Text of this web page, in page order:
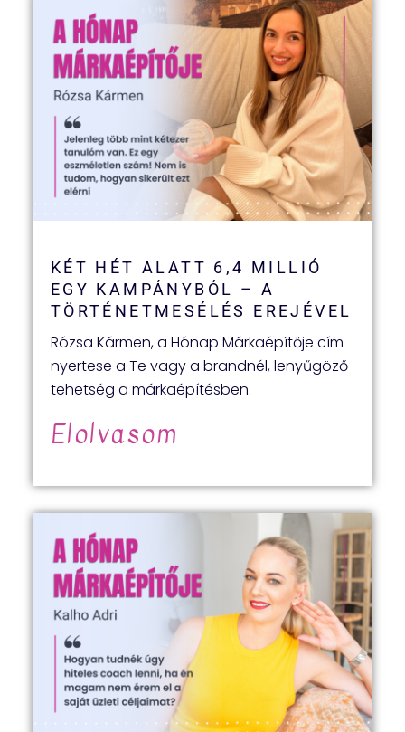
KÉT HÉT ALATT 6,4 MILLIÓ
EGY KAMPÁNYBÓL – A
TÖRTÉNETMESÉLÉS EREJÉVEL
Rózsa Kármen, a Hónap Márkaépítője cím
nyertese a Te vagy a brandnél, lenyűgöző
tehetség a márkaépítésben.
Elolvasom